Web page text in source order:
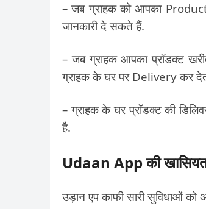
– जब ग्राहक को आपका
जानकारी दे सकते हैं.
– जब ग्राहक आपका प्रॉडक्ट
ग्राहक के घर पर Delivery कर
– ग्राहक के घर प्रॉडक्ट की
है.
Udaan App की
उड़ान एप काफी सारी सुविधाओं